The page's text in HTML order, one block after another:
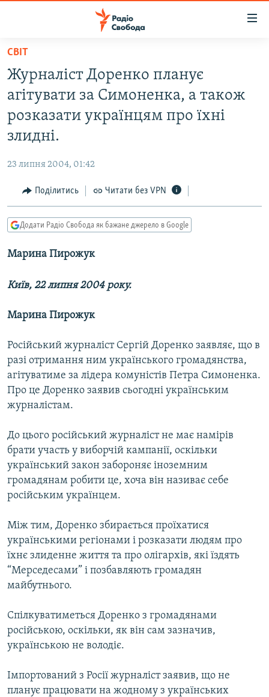
Перейти
основного
матеріалу
Перейти
до
основної
Перейти
пошуку
ВСЕ ЗА ДОБУ
СТАТТІ
ПОЛІТИКА
КУЛЬТУРА
СПОРТ
СВІТ
ДОНБАС.РЕАЛІЇ
КРИМ.РЕАЛІЇ
ТИ ЯК?
КИТАЙ.ВИКЛИКИ
МУЛЬТИМЕДІА
СПЕЦПРОЄКТИ
ПОДКАСТИ
КРИМ РЕАЛІЇ
РУС
УКР
КТАТ
ДОЛУЧАЙСЯ!
Усі сайти RFE/RL
СВІТ
Журналіст Доренко планує
агітувати за Симоненка, а також
розказати українцям про їхні
злидні.
23 липня 2004, 01:42
Поділитись Читати без VPN
Додати Радіо Свобода як бажане джерело в Google
Марина Пирожук
Київ, 22 липня 2004 року.
Марина Пирожук
Росiйський журналiст Сергій Доренко заявляє, що в
разі отримання ним українського громадянства,
агітуватиме за лiдера комуністів Петра Симоненка.
Про це Доренко заявив сьогодні українським
журналістам.
До цього російський журналіст не має намірів
брати участь у виборчій кампанії, оскільки
український закон забороняє іноземним
громадянам робити це, хоча він називає себе
російським українцем.
Між тим, Доренко збирається проїхатися
українськими регіонами і розказати людям про
їхнє злиденне життя та про олігархів, які їздять
“Mерседесами” і позбавляють громадян
майбутнього.
Спілкуватиметься Доренко з громадянами
російською, оскільки, як він сам зазначив,
українською не володіє.
Імпортований з Росії журналіст заявив, що не
планує працювати на жодному з українських